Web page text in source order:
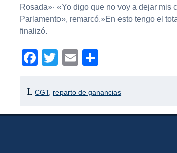
Rosada»· «Yo digo que no voy a dejar mis
Parlamento», remarcó.»En esto tengo el
finalizó.
Facebook
TwitterEmail
CGT, reparto de ganancias